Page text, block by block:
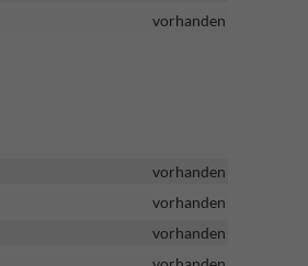
vorhanden
vorhanden
vorhanden
vorhanden